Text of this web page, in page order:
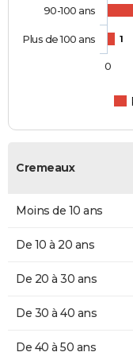
1
90-100 ans
Plus de 100 ans
0
Cremeaux
Moins de 10 ans
De 10 à 20 ans
De 20 à 30 ans
De 30 à 40 ans
De 40 à 50 ans